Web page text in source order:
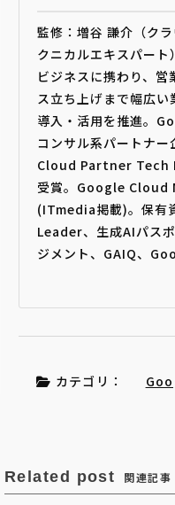
監修：増谷 謙介（ク
クニカルエキスパー
ビジネスに携わり、
ス立ち上げまで幅広
導入・活用を推進。
コンサル系パートナ
Cloud Partner Tech
受賞。Google Cloud
(ITmedia掲載)。保
Leader、生成AIパス
ジメント、GAIQ、
カテゴリ：
Related post 関連記事